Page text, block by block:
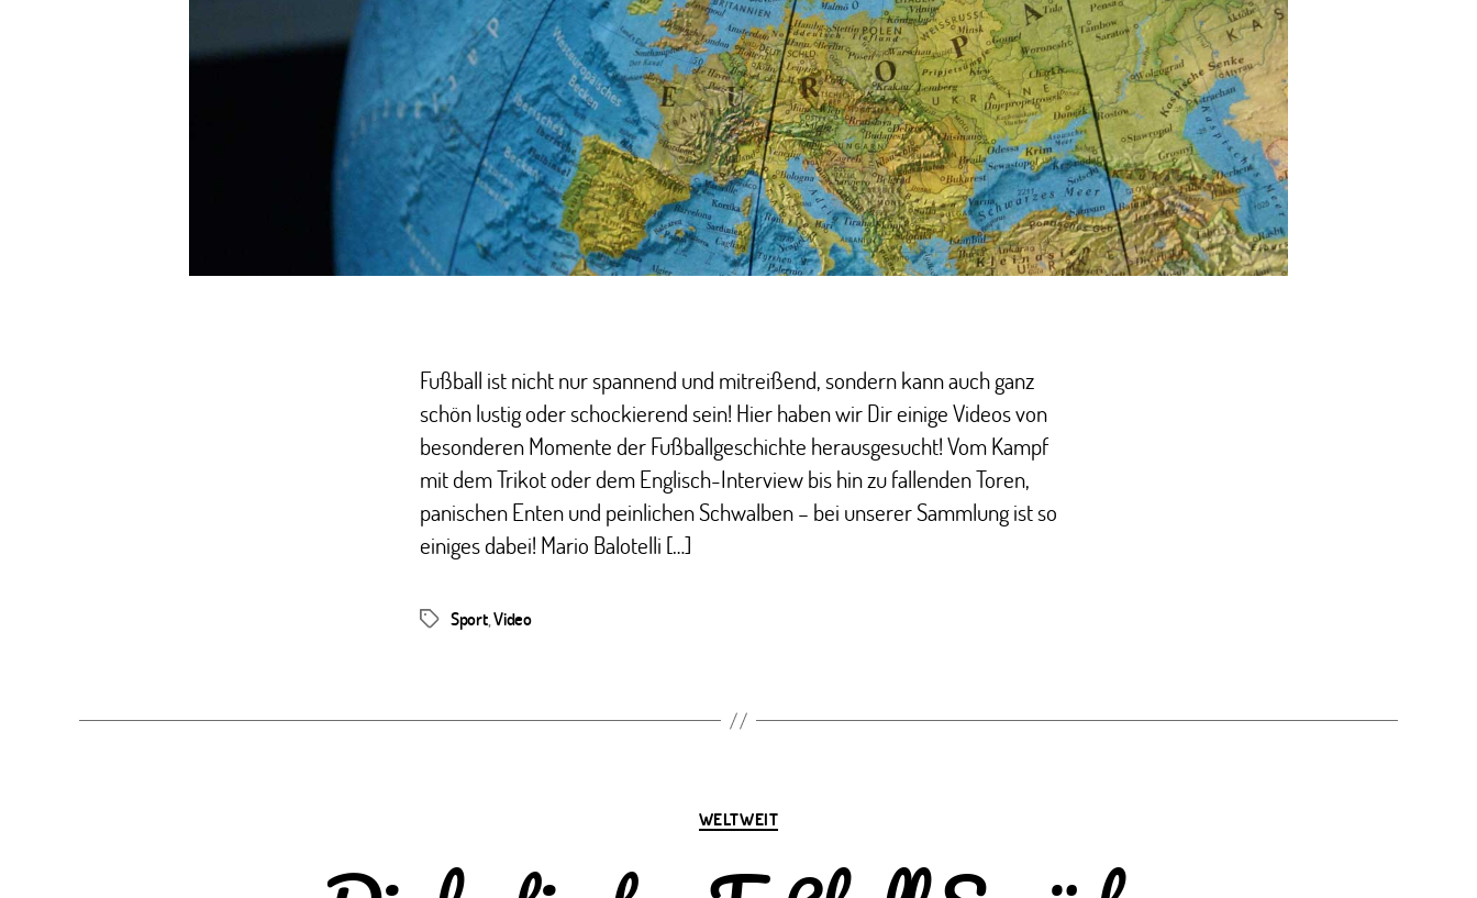
Fußballs
Fußball ist nicht nur spannend und mitreißend, sondern kann auch ganz
schön lustig oder schockierend sein! Hier haben wir Dir einige Videos von
besonderen Momente der Fußballgeschichte herausgesucht! Vom Kampf
mit dem Trikot oder dem Englisch-Interview bis hin zu fallenden Toren,
panischen Enten und peinlichen Schwalben – bei unserer Sammlung ist so
einiges dabei! Mario Balotelli […]
Schlagwörter
Sport,Video
Kategorien
WELTWEIT